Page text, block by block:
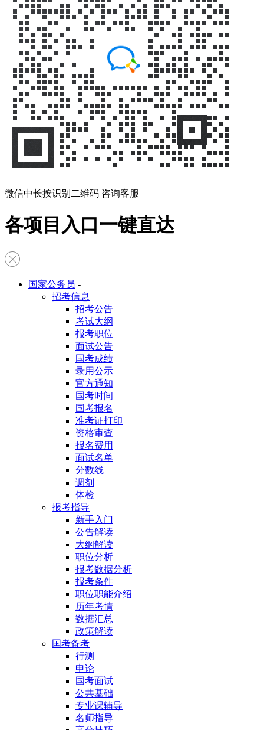
微信中长按识别二维码 咨询客服
各项目入口一键直达
国家公务员 -
招考信息
招考公告
考试大纲
报考职位
面试公告
国考成绩
录用公示
官方通知
国考时间
国考报名
准考证打印
资格审查
报名费用
面试名单
分数线
调剂
体检
报考指导
新手入门
公告解读
大纲解读
职位分析
报考数据分析
报考条件
职位职能介绍
历年考情
数据汇总
政策解读
国考备考
行测
申论
国考面试
公共基础
专业课辅导
名师指导